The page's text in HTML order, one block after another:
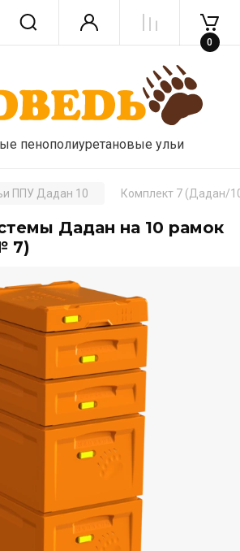
пенополиуретановые ульи
0
ППУ Дадан 10 Комплект 7 (Дадан/
Дадан на 10 рамок
7)